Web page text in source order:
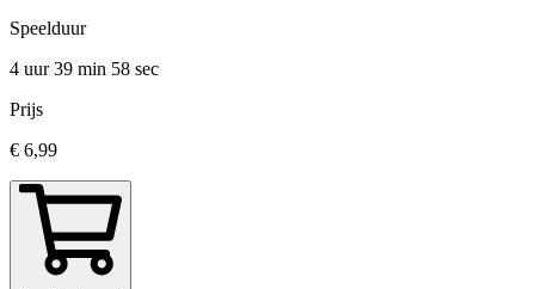
Speelduur
4 uur 39 min 58 sec
Prijs
€ 6,99